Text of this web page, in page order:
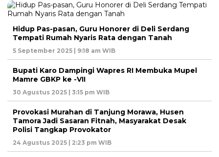
Hidup Pas-pasan, Guru Honorer di Deli Serdang
Tempati Rumah Nyaris Rata dengan Tanah
5 September 2025 | 9:18 am WIB
Bupati Karo Dampingi Wapres RI Membuka Mupel
Mamre GBKP ke -VII
30 Agustus 2025 | 3:15 pm WIB
Provokasi Murahan di Tanjung Morawa, Husen
Tamora Jadi Sasaran Fitnah, Masyarakat Desak
Polisi Tangkap Provokator
24 Agustus 2025 | 2:23 pm WIB